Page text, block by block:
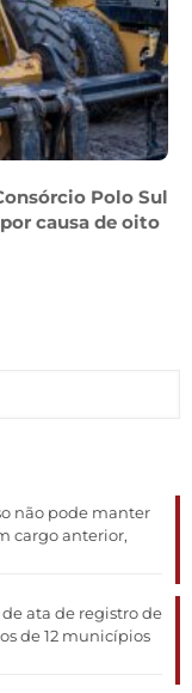
Polo Sul
causa de oito
não pode manter
cargo anterior,
ata de registro de
de 12 municípios